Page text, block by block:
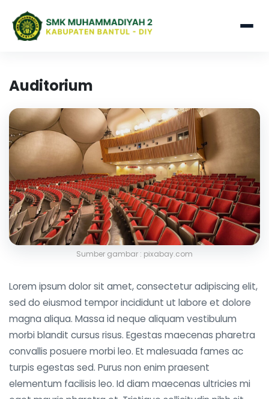
Auditorium
Sumber gambar : pixabay.com
Lorem ipsum dolor sit amet, consectetur adipiscing elit,
sed do eiusmod tempor incididunt ut labore et dolore
magna aliqua. Massa id neque aliquam vestibulum
morbi blandit cursus risus. Egestas maecenas pharetra
convallis posuere morbi leo. Et malesuada fames ac
turpis egestas sed. Purus non enim praesent
elementum facilisis leo. Id diam maecenas ultricies mi